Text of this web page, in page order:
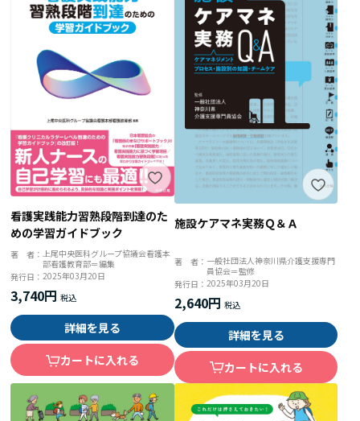
看護実践能力習熟段階到達のた
めの学習ガイドブック
著 者：上尾中央医科グループ協議会看護本
部看護教育部＝編集
発行日：2025年03月20日
3,740円
詳細を見る
カートに入れる
施設ケアマネ実務Ｑ＆Ａ
著 者： 一般社団法人神奈川県介護支援専門
員協会＝監修
発行日： 2025年03月20日
2,640円
詳細を見る
カートに入れる